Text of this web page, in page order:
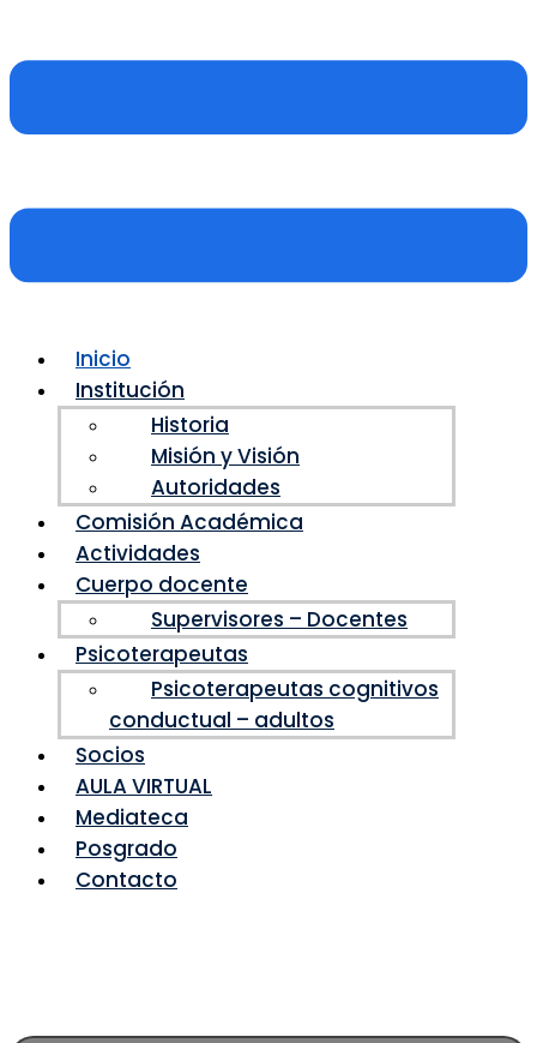
Inicio
Institución
Historia
Misión y Visión
Autoridades
Comisión Académica
Actividades
Cuerpo docente
Supervisores – Docentes
Psicoterapeutas
Psicoterapeutas cognitivos
conductual – adultos
Socios
AULA VIRTUAL
Mediateca
Posgrado
Contacto